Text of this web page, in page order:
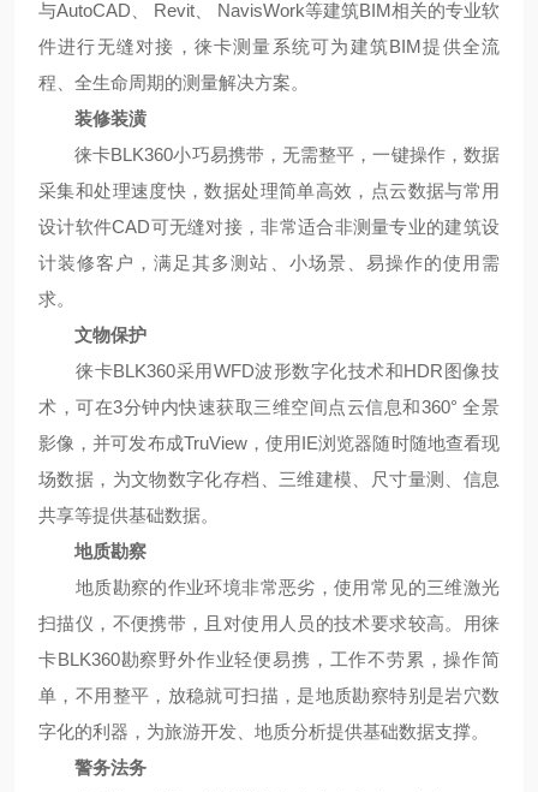
与AutoCAD、 Revit、 NavisWork等建筑BIM相关的专业软
件进行无缝对接，徕卡测量系统可为建筑BIM提供全流
程、全生命周期的测量解决方案。
装修装潢
徕卡BLK360小巧易携带，无需整平，一键操作，数据
采集和处理速度快，数据处理简单高效，点云数据与常用
设计软件CAD可无缝对接，非常适合非测量专业的建筑设
计装修客户，满足其多测站、小场景、易操作的使用需
求。
文物保护
徕卡BLK360采用WFD波形数字化技术和HDR图像技
术，可在3分钟内快速获取三维空间点云信息和360° 全景
影像，并可发布成TruView，使用IE浏览器随时随地查看现
场数据，为文物数字化存档、三维建模、尺寸量测、信息
共享等提供基础数据。
地质勘察
地质勘察的作业环境非常恶劣，使用常见的三维激光
扫描仪，不便携带，且对使用人员的技术要求较高。用徕
卡BLK360勘察野外作业轻便易携，工作不劳累，操作简
单，不用整平，放稳就可扫描，是地质勘察特别是岩穴数
字化的利器，为旅游开发、地质分析提供基础数据支撑。
警务法务